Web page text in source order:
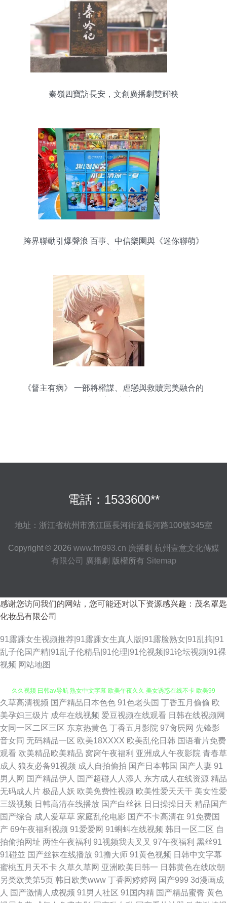
秦嶺四寶訪長安，文創廣播劇雙輝映
跨界聯動引爆聲浪 百事、中信樂園與《迷你聯萌》
《督主有病》 一部將權謀、虐戀與救贖完美融合的
電話：1533600**
地址：浙江省杭州市濱江區長河街道長河路100號345室
Copyright © 2026 www.fm993.cn 廣播劇 杭州壹意文化傳媒
有限公司 廣播劇 版權所有 Sitemap
感谢您访问我们的网站，您可能还对以下资源感兴趣：茂名罩匙
化妆品有限公司
91露踝女生视频推荐|91露踝女生真人版|91露脸熟女|91乱搞|91
乱子伦国产精|91乱子伦精品|91伦理|91伦视频|91论坛视频|91裸
视频 网站地图
九6在线观看视频 日本不卡二区在线观看 天天操人人穴 老司机免费观看 国产
久久视频 曰韩av导航 熟女中文字幕 欧美午夜久久 美女诱惑在线不卡 欧美99
免费在线观看电影 福利社试看一分钟 mitao视频 少妇丝袜伦理 日韩精品无码
专区 人人妻人人操第四色 另类综合性爱 波多野吉依AV片 91黄免费 人人插
人人摸 国产精品成人自拍 www中文字幕c0m 天堂色资源 免费mv观看入口
福利91 电影天堂香港电影 学生妹自慰 人人爱人人爽人人干 美女在线视频 天
天艹com 久热精品在线观看 黑丝床战91 97视频网 婷婷六月天激情 人人爱人
人草色欲av 后入91 91黄在线 青青艹av 久久草com 艹少妇视频 日日操aV免
久草高清视频 国产精品日本色色 91色老头国 丁香五月偷偷 欧
美孕妇三级片 成年在线视频 爱豆视频在线观看 日韩在线视频网
女同一区二区三区 东京热黄色 丁香五月影院 97肏屄网 先锋影
音女同 无码精品一区 欧美18XXXX 欧美乱伦日韩 国语看片免费
观看 欧美精品欧美精品 窝窉午夜福利 亚洲成人午夜影院 青春草
成人 狼友必备91视频 成人自拍偷拍 国产日本韩国 国产人妻 91
男人网 国产精品伊人 国产超碰人人添人 东方成人在线资源 精品
无码成人片 极品人妖 欧美免费性视频 欧美性爱天天干 美女性爱
三级视频 日韩高清在线播放 国产白丝袜 日日操操日天 精品国产
国产综合 成人爱草草 家庭乱伦电影 国产不卡高清在 91免费国
产 69午夜福利视频 91爱爱网 91蝌蚪在线视频 韩日一区二区 自
拍偷拍网址 两性午夜福利 91视频我去叉叉 97午夜福利 黑丝91
91碰並 国产丝袜在线播放 91撸大师 91黄色视频 日韩中文字幕
蜜桃五月天不卡 久草久草网 亚洲欧美日韩一 日韩黄色在线吹朝
另类欧美第5页 韩日欧美www 丁香网婷婷网 国产999 3d漫画成
人 国产激情人成视频 91男人社区 91国内精 国产精品蜜臀 黄色